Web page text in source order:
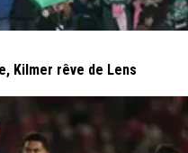
Kilmer rêve de Lens